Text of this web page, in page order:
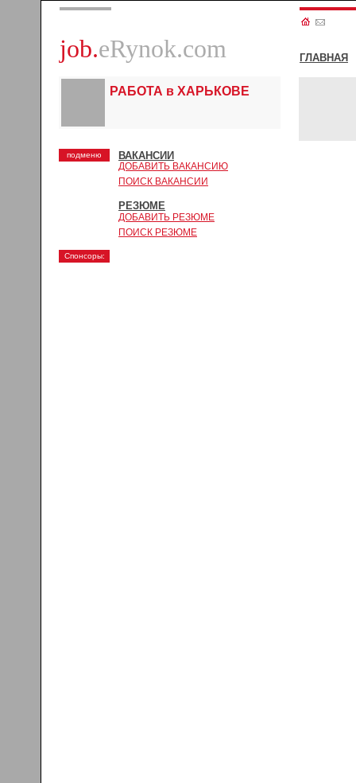
job.eRynok.com ГЛАВНАЯ
РАБОТА в ХАРЬКОВЕ
подменю ВАКАНСИИ
ДОБАВИТЬ ВАКАНСИЮ
ПОИСК ВАКАНСИИ
РЕЗЮМЕ
ДОБАВИТЬ РЕЗЮМЕ
ПОИСК РЕЗЮМЕ
Спонсоры: